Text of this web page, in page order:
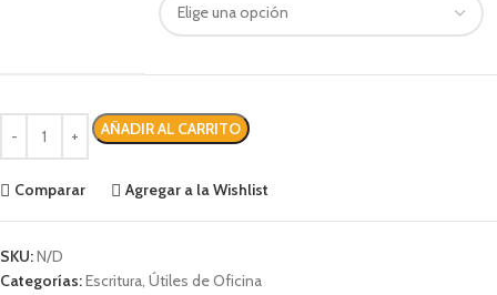
AÑADIR AL CARRITO
Comparar Agregar a la Wishlist
SKU:N/D
Categorías:Escritura, Útiles de Oficina